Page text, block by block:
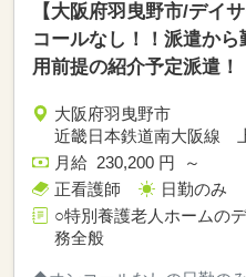
【大阪府羽曳野市/デ
コールなし！！派遣か
用前提の紹介予定派遣！
大阪府羽曳野市
近畿日本鉄道南大阪線
月給 230,200 円 ～
正看護師
日勤のみ
○特別養護老人ホームの
務全般